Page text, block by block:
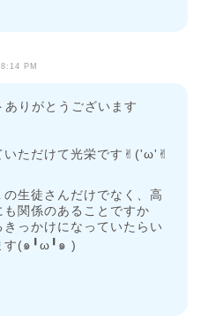
PM
りがとうございます
いただけて光栄です✌︎('ω'✌︎
生徒さんだけでなく、高
も関係のあることですか
っかけになっていたらい
す(๑╹ω╹๑ )